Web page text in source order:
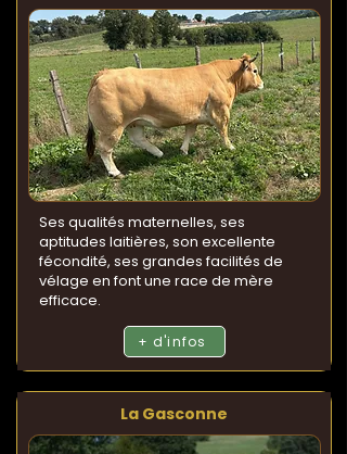
Ses qualités maternelles, ses
aptitudes laitières, son excellente
fécondité, ses grandes facilités de
vélage en font une race de mère
efficace.
+ d'infos
La Gasconne